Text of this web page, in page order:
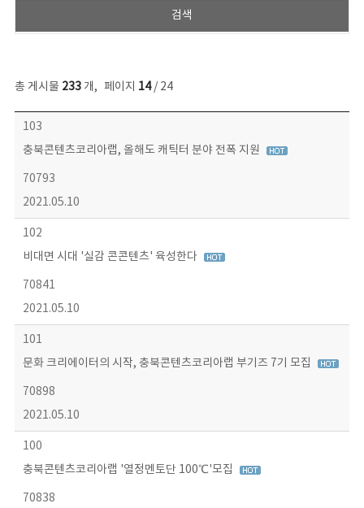
총 게시물 233개, 페이지 14/ 24
보도자료 목록 - 번호, 제목, 작성자, 파일, 조회수, 작성일 정보 제공
103
충북콘텐츠코리아랩, 올해도 캐틱터 분야 전폭 지원
70793
2021.05.10
102
비대면 시대 '실감 콘콘텐츠' 육성한다
70841
2021.05.10
101
문화 크리에이터의 시작, 충북콘텐츠코리아랩 부기즈 7기 모집
70898
2021.05.10
100
충북콘텐츠코리아랩 '열정멘토단 100℃'모집
70838